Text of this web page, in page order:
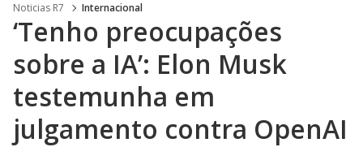
Noticias R7 Internacional
‘Tenho preocupações
sobre a IA’: Elon Musk
testemunha em
julgamento contra OpenAI